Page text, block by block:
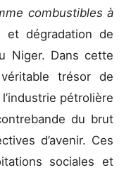
combustibles à
dégradation de
Niger. Dans cette
trésor de
pétrolière
du brut
d’avenir. Ces
sociales et